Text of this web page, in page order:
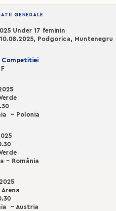
GENERALE
Under 17 feminin
Podgorica, Muntenegru
Competitiei
- Polonia
- România
Arena
- Austria